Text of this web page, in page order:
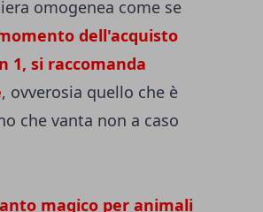
omogenea come se
dell'acquisto
1, si raccomanda
, ovverosia quello che è
che vanta non a caso
magico per animali